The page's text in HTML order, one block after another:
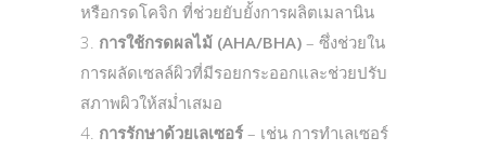
หรือกรดโคจิก ที่ช่วยยับยั้งการผลิตเมลานิน
การใช้กรดผลไม้ (AHA/BHA) – ซึ่งช่วยใน
การผลัดเซลล์ผิวที่มีรอยกระออกและช่วยปรับ
สภาพผิวให้สม่ำเสมอ
การรักษาด้วยเลเซอร์ – เช่น การทำเลเซอร์